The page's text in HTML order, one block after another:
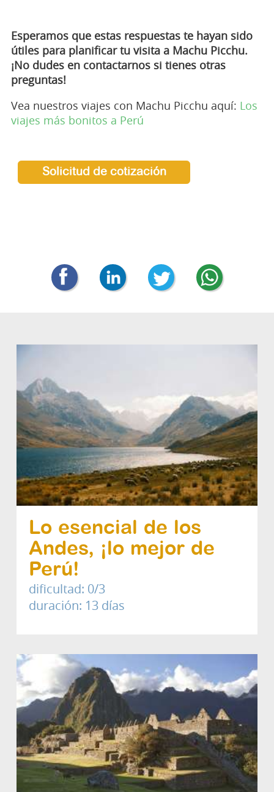
Esperamos que estas respuestas te hayan sido
útiles para planificar tu visita a Machu Picchu.
¡No dudes en contactarnos si tienes otras
preguntas!
Vea nuestros viajes con Machu Picchu aquí: Los
viajes más bonitos a Perú
Solicitud de cotización
Lo esencial de los
Andes, ¡lo mejor de
Perú!
dificultad: 0/3
duración: 13 días